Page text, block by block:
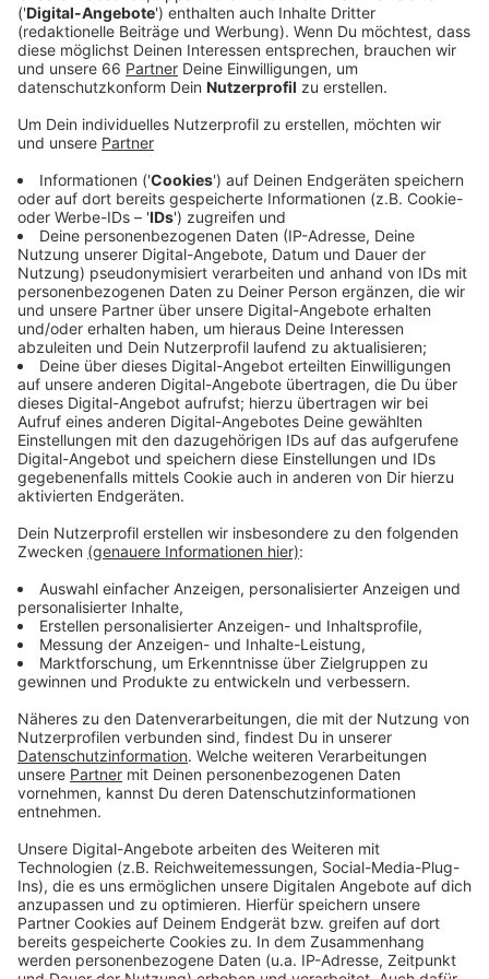
die Fahrbahn saniert.
Veröffentlicht:Freitag, 04.09.2020 16:13
Die Arbeiten beginnen heute Abend um 20 Uhr und
solleb bis Montagmorgen 4 Uhr dauern. Auch die A57
muss für Asphaltierungsarbeiten gesperrt werden.
Ebenfalls von heute Abend bis Montagmorgen.
Betroffen ist hier der Bereich zwischen dem Dreieck
Neuss-Süd und der Anschlussstelle Neuss-Norf. Eine
großräumige Umleitung (über die A46, A3 und A44) ist
ausgeschildert.
Anzeige
Mehr Infos zu dem Thema
Anzeige
Pressemitteilung der Stadt
In Oberbilk hat sich die Oberbilker Allee zur Staufalle
entwickelt - dafür kommen Bahnen schneller durch!
Der AD-Verkehrsservice im Netz!
Hier informiert Straßen.NRW!
Anzeige